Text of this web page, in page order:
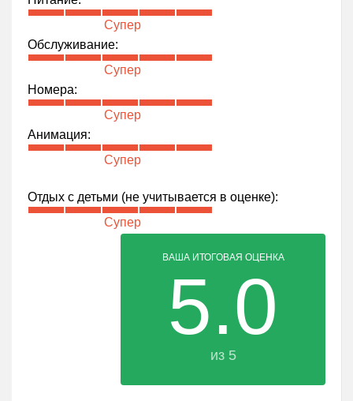
Супер
Обслуживание:
Супер
Номера:
Супер
Анимация:
Супер
Отдых с детьми (не учитывается в оценке):
Супер
ВАША ИТОГОВАЯ ОЦЕНКА
5.0
из 5